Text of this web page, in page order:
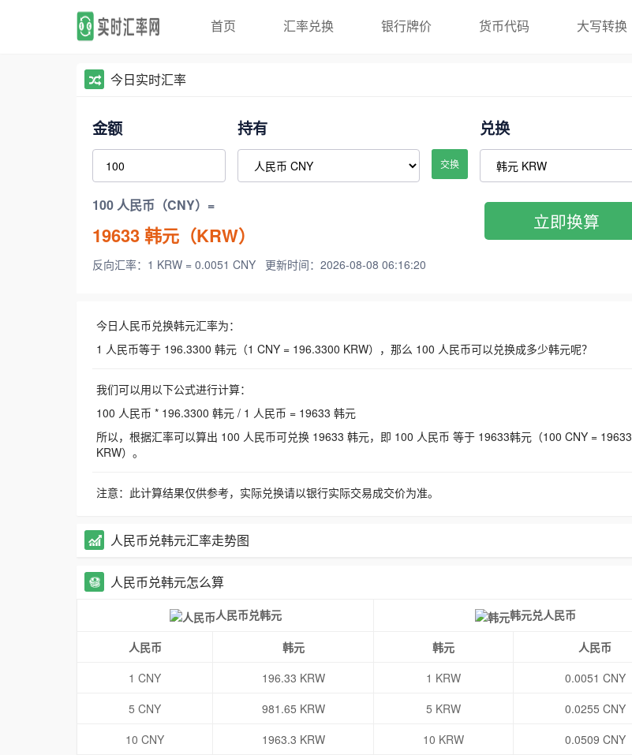
首页 汇率兑换 银行牌价 货币代码 大写转换
今日实时汇率
金额 持有
交换
兑换
100 人民币（CNY）=
19633韩元（KRW）
反向汇率：1 KRW = 0.0051 CNY 更新时间：2026-08-08 06:16:20
立即换算
今日人民币兑换韩元汇率为：
1 人民币等于 196.3300 韩元（1 CNY = 196.3300 KRW），那么 100 人民币可以兑换成多少韩元呢？
我们可以用以下公式进行计算：
100 人民币 * 196.3300 韩元 / 1 人民币 = 19633 韩元
所以，根据汇率可以算出 100 人民币可兑换 19633 韩元，即 100 人民币 等于 19633韩元（100 CNY = 19633
KRW）。
注意：此计算结果仅供参考，实际兑换请以银行实际交易成交价为准。
人民币兑韩元汇率走势图
人民币兑韩元怎么算
人民币兑韩元 韩元兑人民币
人民币 韩元 韩元
人民币
1 CNY
196.33 KRW 1 KRW
0.0051 CNY
5 CNY
981.65 KRW 5 KRW
0.0255 CNY
10 CNY
1963.3 KRW 10 KRW
0.0509 CNY